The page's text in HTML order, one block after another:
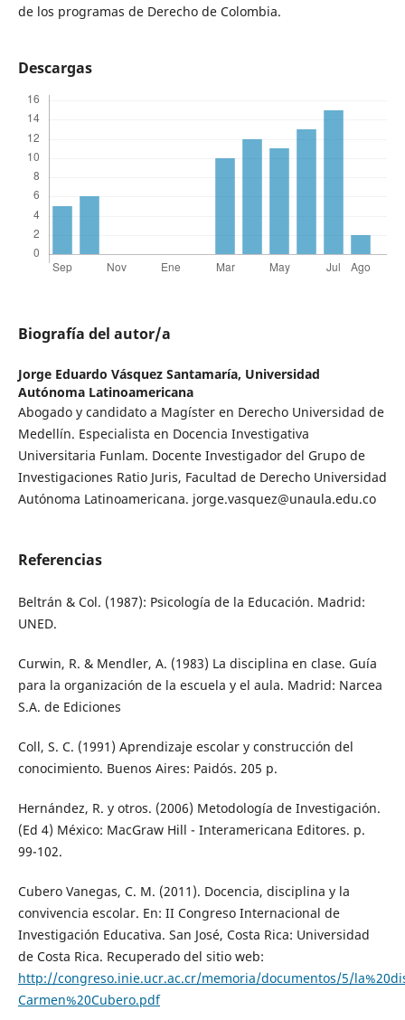
de los programas de Derecho de Colombia.
Descargas
Biografía del autor/a
Jorge Eduardo Vásquez Santamaría, Universidad
Autónoma Latinoamericana
Abogado y candidato a Magíster en Derecho Universidad de
Medellín. Especialista en Docencia Investigativa
Universitaria Funlam. Docente Investigador del Grupo de
Investigaciones Ratio Juris, Facultad de Derecho Universidad
Autónoma Latinoamericana. jorge.vasquez@unaula.edu.co
Referencias
Beltrán & Col. (1987): Psicología de la Educación. Madrid:
UNED.
Curwin, R. & Mendler, A. (1983) La disciplina en clase. Guía
para la organización de la escuela y el aula. Madrid: Narcea
S.A. de Ediciones
Coll, S. C. (1991) Aprendizaje escolar y construcción del
conocimiento. Buenos Aires: Paidós. 205 p.
Hernández, R. y otros. (2006) Metodología de Investigación.
(Ed 4) México: MacGraw Hill - Interamericana Editores. p.
99-102.
Cubero Vanegas, C. M. (2011). Docencia, disciplina y la
convivencia escolar. En: II Congreso Internacional de
Investigación Educativa. San José, Costa Rica: Universidad
de Costa Rica. Recuperado del sitio web:
http://congreso.inie.ucr.ac.cr/memoria/documentos/5/
Carmen%20Cubero.pdf